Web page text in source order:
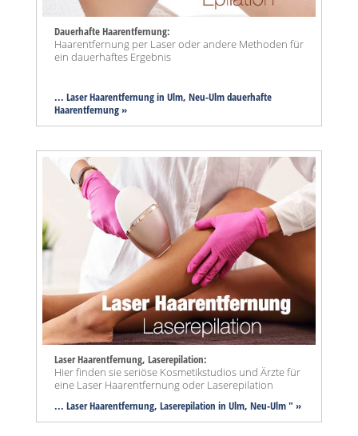
Dauerhafte Haarentfernung:
Haarentfernung per Laser oder andere Methoden für
ein dauerhaftes Ergebnis
... Laser Haarentfernung in Ulm, Neu-Ulm dauerhafte
Haarentfernung »
Laser Haarentfernung, Laserepilation:
Hier finden sie seriöse Kosmetikstudios und Ärzte für
eine Laser Haarentfernung oder Laserepilation
... Laser Haarentfernung, Laserepilation in Ulm, Neu-Ulm " »